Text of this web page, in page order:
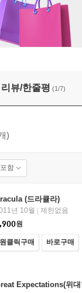
스의 상인)
리뷰/한줄평 (1/7)
)
함
(드라큘라)
년 10월
제한없음
원
원클릭구매 바로구매
Expectations(위대